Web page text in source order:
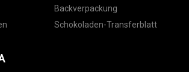
Backverpackung
Schokoladen-Transferblatt